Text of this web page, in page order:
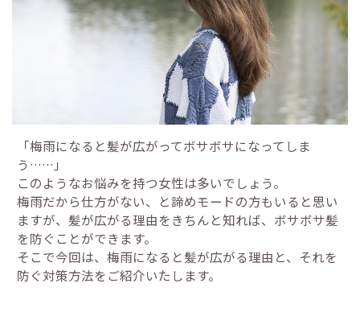
「梅雨になると髪が広がってボサボサになってしま
う……」
このようなお悩みを持つ女性は多いでしょう。
梅雨だから仕方がない、と諦めモードの方もいると思い
ますが、髪が広がる理由をきちんと知れば、ボサボサ髪
を防ぐことができます。
そこで今回は、梅雨になると髪が広がる理由と、それを
防ぐ対策方法をご紹介いたします。